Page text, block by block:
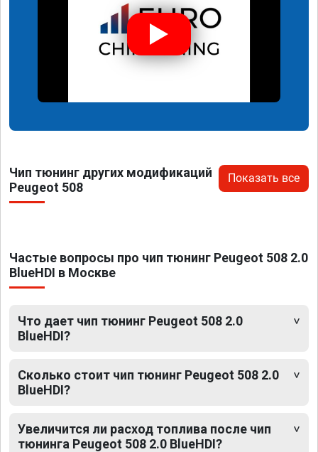
Чип тюнинг других модификаций
Peugeot 508
Показать все
Частые вопросы про чип тюнинг Peugeot 508 2.0
BlueHDI в Москве
Что дает чип тюнинг Peugeot 508 2.0
BlueHDI?
Сколько стоит чип тюнинг Peugeot 508 2.0
BlueHDI?
Увеличится ли расход топлива после чип
тюнинга Peugeot 508 2.0 BlueHDI?